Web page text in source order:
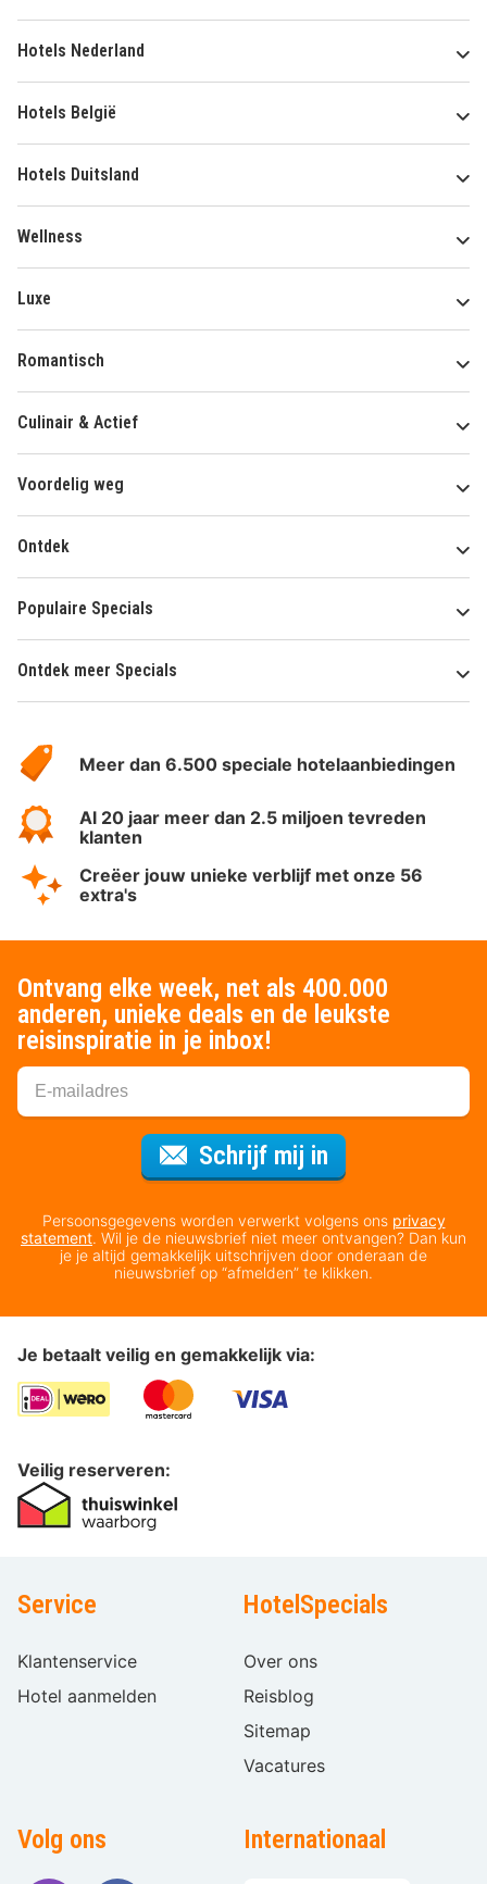
Hotels Nederland
Hotels België
Hotels Duitsland
Wellness
Luxe
Romantisch
Culinair & Actief
Voordelig weg
Ontdek
Populaire Specials
Ontdek meer Specials
HotelSpecials
Meer dan 6.500 speciale hotelaanbiedingen
Al 20 jaar meer dan 2.5 miljoen tevreden
klanten
Creëer jouw unieke verblijf met onze 56
extra's
Ontvang elke week, net als 400.000
anderen, unieke deals en de leukste
reisinspiratie in je inbox!
Schrijf mij in
Persoonsgegevens worden verwerkt volgens ons privacy
statement. Wil je de nieuwsbrief niet meer ontvangen? Dan kun
je je altijd gemakkelijk uitschrijven door onderaan de
nieuwsbrief op “afmelden” te klikken.
Je betaalt veilig en gemakkelijk via:
Veilig reserveren:
Service
Klantenservice
Hotel aanmelden
HotelSpecials
Over ons
Reisblog
Sitemap
Vacatures
Volg ons Internationaal